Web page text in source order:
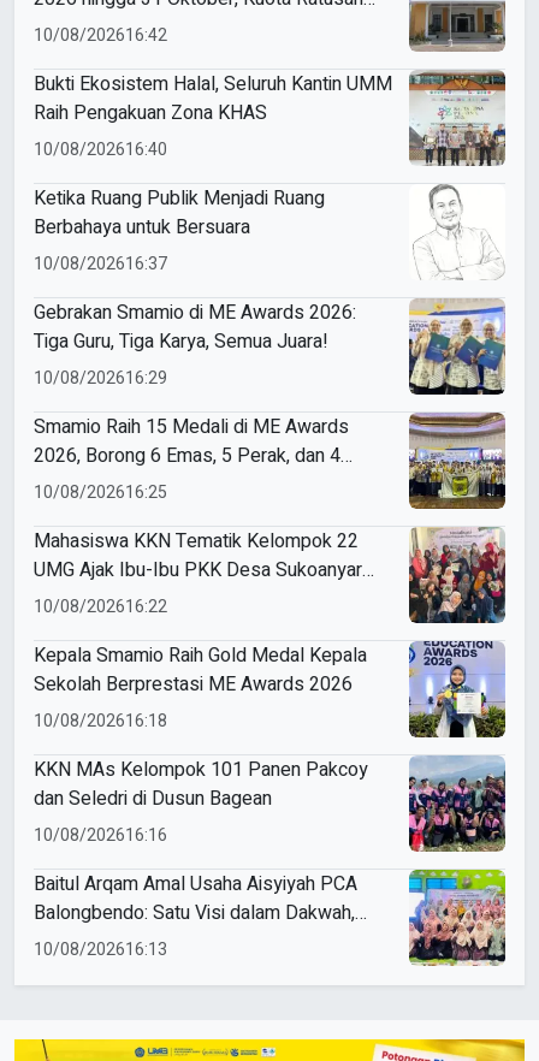
Menanti
10/08/202616:42
Bukti Ekosistem Halal, Seluruh Kantin UMM
Raih Pengakuan Zona KHAS
10/08/202616:40
Ketika Ruang Publik Menjadi Ruang
Berbahaya untuk Bersuara
10/08/202616:37
Gebrakan Smamio di ME Awards 2026:
Tiga Guru, Tiga Karya, Semua Juara!
10/08/202616:29
Smamio Raih 15 Medali di ME Awards
2026, Borong 6 Emas, 5 Perak, dan 4
Perunggu
10/08/202616:25
Mahasiswa KKN Tematik Kelompok 22
UMG Ajak Ibu-Ibu PKK Desa Sukoanyar
Berkreasi dengan Ecoprint
10/08/202616:22
Kepala Smamio Raih Gold Medal Kepala
Sekolah Berprestasi ME Awards 2026
10/08/202616:18
KKN MAs Kelompok 101 Panen Pakcoy
dan Seledri di Dusun Bagean
10/08/202616:16
Baitul Arqam Amal Usaha Aisyiyah PCA
Balongbendo: Satu Visi dalam Dakwah,
Satu Langkah untuk Kemajuan
10/08/202616:13